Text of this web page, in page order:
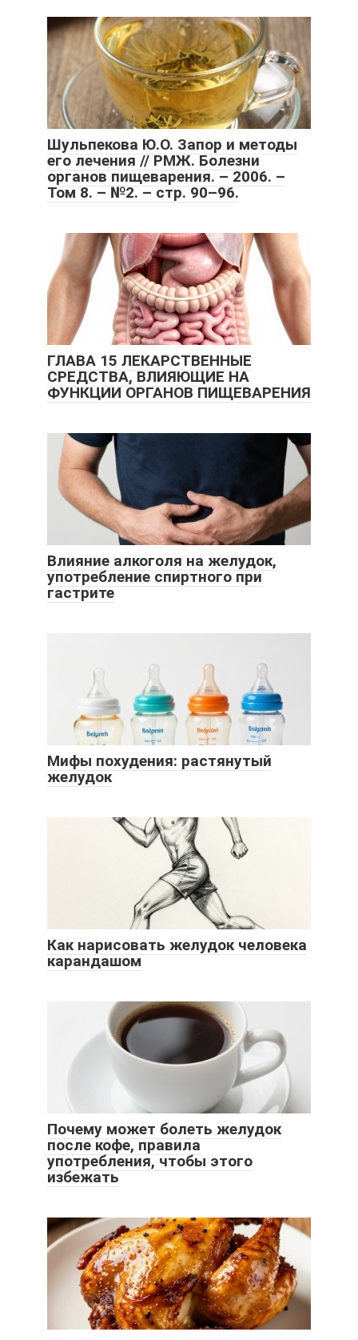
Шульпекова Ю.О. Запор и методы
его лечения // РМЖ. Болезни
органов пищеварения. – 2006. –
Том 8. – №2. – стр. 90–96.
ГЛАВА 15 ЛЕКАРСТВЕННЫЕ
СРЕДСТВА, ВЛИЯЮЩИЕ НА
ФУНКЦИИ ОРГАНОВ ПИЩЕВАРЕНИЯ
Влияние алкоголя на желудок,
употребление спиртного при
гастрите
Мифы похудения: растянутый
желудок
Как нарисовать желудок человека
карандашом
Почему может болеть желудок
после кофе, правила
употребления, чтобы этого
избежать